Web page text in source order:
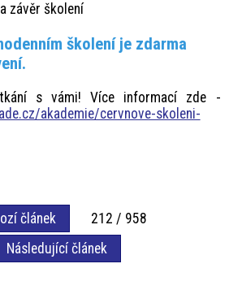
závěr školení
školení je zdarma
s vámi! Více informací zde -
akademie/cervnove-skoleni-
článek
212 / 958
Následující článek